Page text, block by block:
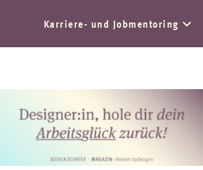
Karriere- und Jobmentoring